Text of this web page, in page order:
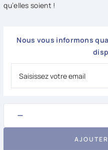
qu’elles soient !
Nous vous informons
−